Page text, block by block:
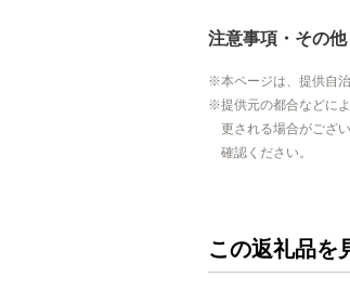
注意事項・その他
本ページは、提供自
提供元の都合などに
更される場合がござ
確認ください。
この返礼品を